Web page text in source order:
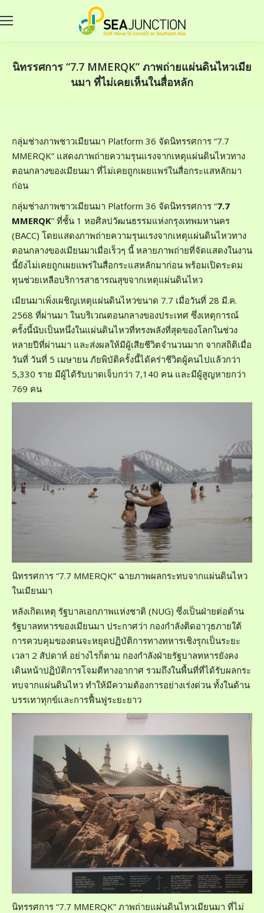
นิทรรศการ “7.7 MMERQK” ภาพถ่ายแผ่นดินไหวเมีย
นมา ที่ไม่เคยเห็นในสื่อหลัก
กลุ่มช่างภาพชาวเมียนมา Platform 36 จัดนิทรรศการ “7.7
MMERQK” แสดงภาพถ่ายความรุนแรงจากเหตุแผ่นดินไหวทาง
ตอนกลางของเมียนมา ที่ไม่เคยถูกเผยแพร่ในสื่อกระแสหลักมา
ก่อน
กลุ่มช่างภาพชาวเมียนมา Platform 36 จัดนิทรรศการ “7.7
MMERQK” ที่ชั้น 1 หอศิลปวัฒนธรรมแห่งกรุงเทพมหานคร
(BACC) โดยแสดงภาพถ่ายความรุนแรงจากเหตุแผ่นดินไหวทาง
ตอนกลางของเมียนมาเมื่อเร็วๆ นี้ หลายภาพถ่ายที่จัดแสดงในงาน
นี้ยังไม่เคยถูกเผยแพร่ในสื่อกระแสหลักมาก่อน พร้อมเปิดระดม
ทุนช่วยเหลือบริการสาธารณสุขจากเหตุแผ่นดินไหว
เมียนมาเพิ่งเผชิญเหตุแผ่นดินไหวขนาด 7.7 เมื่อวันที่ 28 มี.ค.
2568 ที่ผ่านมา ในบริเวณตอนกลางของประเทศ ซึ่งเหตุการณ์
ครั้งนี้นับเป็นหนึ่งในแผ่นดินไหวที่ทรงพลังที่สุดของโลกในช่วง
หลายปีที่ผ่านมา และส่งผลให้มีผู้เสียชีวิตจำนวนมาก จากสถิติเมื่อ
วันที่ วันที่ 5 เมษายน ภัยพิบัติครั้งนี้ได้คร่าชีวิตผู้คนไปแล้วกว่า
5,330 ราย มีผู้ได้รับบาดเจ็บกว่า 7,140 คน และมีผู้สูญหายกว่า
769 คน
นิทรรศการ “7.7 MMERQK” ฉายภาพผลกระทบจากแผ่นดินไหว
ในเมียนมา
หลังเกิดเหตุ รัฐบาลเอกภาพแห่งชาติ (NUG) ซึ่งเป็นฝ่ายต่อต้าน
รัฐบาลทหารของเมียนมา ประกาศว่า กองกำลังติดอาวุธภายใต้
การควบคุมของตนจะหยุดปฏิบัติการทางทหารเชิงรุกเป็นระยะ
เวลา 2 สัปดาห์ อย่างไรก็ตาม กองกำลังฝ่ายรัฐบาลทหารยังคง
เดินหน้าปฏิบัติการโจมตีทางอากาศ รวมถึงในพื้นที่ที่ได้รับผลกระ
ทบจากแผ่นดินไหว ทำให้มีความต้องการอย่างเร่งด่วน ทั้งในด้าน
บรรเทาทุกข์และการฟื้นฟูระยะยาว
นิทรรศการ “7.7 MMERQK” ภาพถ่ายแผ่นดินไหวเมียนมา ที่ไม่